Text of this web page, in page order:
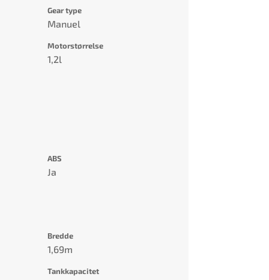
Gear type
Manuel
Motorstørrelse
1,2l
ABS
Ja
Bredde
1,69m
Tankkapacitet